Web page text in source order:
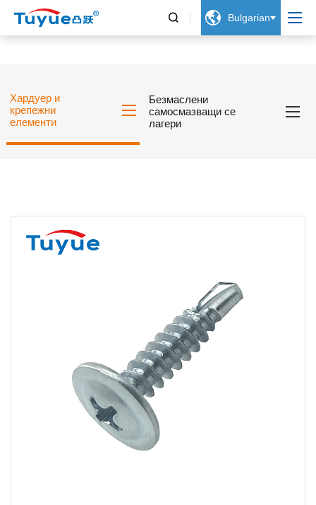
  Bulgarian
Хардуер и
крепежни
елементи
Безмаслени
самосмазващи се
лагери